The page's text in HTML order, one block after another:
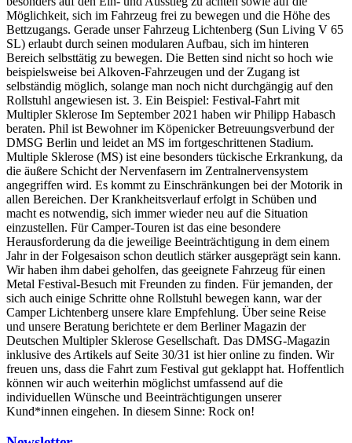
Möglichkeit, sich im Fahrzeug frei zu bewegen und die Höhe des
Bettzugangs. Gerade unser Fahrzeug Lichtenberg (Sun Living V 65
SL) erlaubt durch seinen modularen Aufbau, sich im hinteren
Bereich selbsttätig zu bewegen. Die Betten sind nicht so hoch wie
beispielsweise bei Alkoven-Fahrzeugen und der Zugang ist
selbständig möglich, solange man noch nicht durchgängig auf den
Rollstuhl angewiesen ist. 3. Ein Beispiel: Festival-Fahrt mit
Multipler Sklerose Im September 2021 haben wir Philipp Habasch
beraten. Phil ist Bewohner im Köpenicker Betreuungsverbund der
DMSG Berlin und leidet an MS im fortgeschrittenen Stadium.
Multiple Sklerose (MS) ist eine besonders tückische Erkrankung, da
die äußere Schicht der Nervenfasern im Zentralnervensystem
angegriffen wird. Es kommt zu Einschränkungen bei der Motorik in
allen Bereichen. Der Krankheitsverlauf erfolgt in Schüben und
macht es notwendig, sich immer wieder neu auf die Situation
einzustellen. Für Camper-Touren ist das eine besondere
Herausforderung da die jeweilige Beeinträchtigung in dem einem
Jahr in der Folgesaison schon deutlich stärker ausgeprägt sein kann.
Wir haben ihm dabei geholfen, das geeignete Fahrzeug für einen
Metal Festival-Besuch mit Freunden zu finden. Für jemanden, der
sich auch einige Schritte ohne Rollstuhl bewegen kann, war der
Camper Lichtenberg unsere klare Empfehlung. Über seine Reise
und unsere Beratung berichtete er dem Berliner Magazin der
Deutschen Multipler Sklerose Gesellschaft. Das DMSG-Magazin
inklusive des Artikels auf Seite 30/31 ist hier online zu finden. Wir
freuen uns, dass die Fahrt zum Festival gut geklappt hat. Hoffentlich
können wir auch weiterhin möglichst umfassend auf die
individuellen Wünsche und Beeinträchtigungen unserer
Kund*innen eingehen. In diesem Sinne: Rock on!